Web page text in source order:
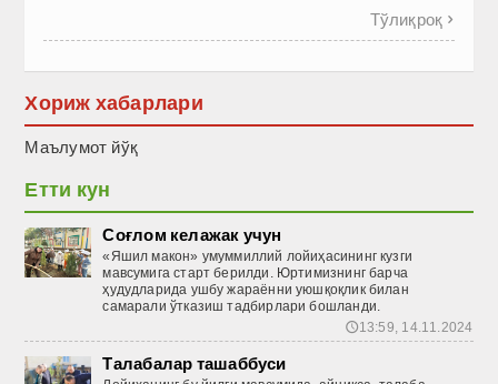
Тўлиқроқ 
Хориж хабарлари
Маълумот йўқ
Етти кун
Соғлом келажак учун
«Яшил макон» умуммиллий лойиҳасининг кузги
мавсумига старт берилди. Юртимизнинг барча
ҳудудларида ушбу жараённи уюшқоқлик билан
самарали ўтказиш тадбирлари бошланди.
🕔13:59, 14.11.2024
Талабалар ташаббуси